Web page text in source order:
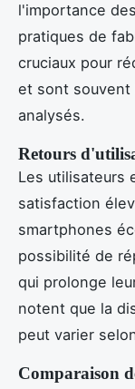
l'importance
pratiques de
cruciaux pour
et sont souvent
analysés.
Retours
Les utilisateurs
satisfaction
smartphones
possibilité de
qui prolonge
notent que la
peut varier
Comparaison